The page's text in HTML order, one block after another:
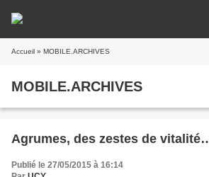
Accueil » MOBILE.ARCHIVES
MOBILE.ARCHIVES
Agrumes, des zestes de
Publié le 27/05/2015 à 16:14